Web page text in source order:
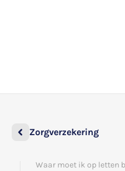
Zorgverzekering
Waar moet ik op letten